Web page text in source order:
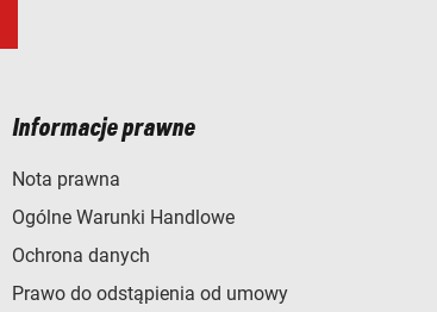
Informacje prawne
Nota prawna
Ogólne Warunki Handlowe
Ochrona danych
Prawo do odstąpienia od umowy